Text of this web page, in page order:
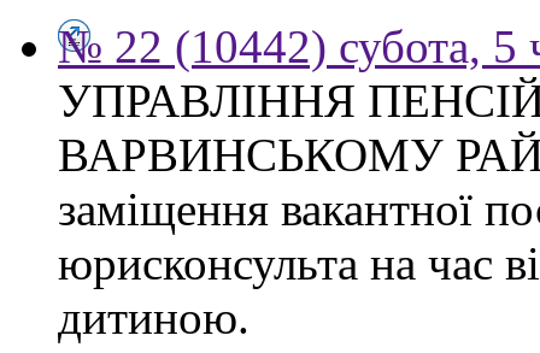
№ 22 (10442) субота, 5
УПРАВЛІННЯ
ВАРВИНСЬКОМУ
заміщення вакантної
юрисконсульта на час
дитиною.